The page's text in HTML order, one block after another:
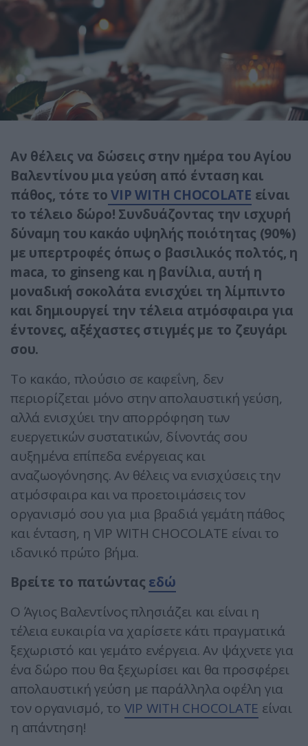
Αν θέλεις να δώσεις στην ημέρα του Αγίου
Βαλεντίνου μια γεύση από ένταση και
πάθος, τότε τοVIP WITH CHOCOLATE είναι
το τέλειο δώρο! Συνδυάζοντας την ισχυρή
δύναμη του κακάο υψηλής ποιότητας (90%)
με υπερτροφές όπως ο βασιλικός πολτός, η
maca, το ginseng και η βανίλια, αυτή η
μοναδική σοκολάτα ενισχύει τη λίμπιντο
και δημιουργεί την τέλεια ατμόσφαιρα για
έντονες, αξέχαστες στιγμές με το ζευγάρι
σου.
Το κακάο, πλούσιο σε καφεΐνη, δεν
περιορίζεται μόνο στην απολαυστική γεύση,
αλλά ενισχύει την απορρόφηση των
ευεργετικών συστατικών, δίνοντάς σου
αυξημένα επίπεδα ενέργειας και
αναζωογόνησης. Αν θέλεις να ενισχύσεις την
ατμόσφαιρα και να προετοιμάσεις τον
οργανισμό σου για μια βραδιά γεμάτη πάθος
και ένταση, η VIP WITH CHOCOLATE είναι το
ιδανικό πρώτο βήμα.
Bρείτε το πατώντας εδώ
Ο Άγιος Βαλεντίνος πλησιάζει και είναι η
τέλεια ευκαιρία να χαρίσετε κάτι πραγματικά
ξεχωριστό και γεμάτο ενέργεια. Αν ψάχνετε για
ένα δώρο που θα ξεχωρίσει και θα προσφέρει
απολαυστική γεύση με παράλληλα οφέλη για
τον οργανισμό, το VIP WITH CHOCOLATE είναι
η απάντηση!